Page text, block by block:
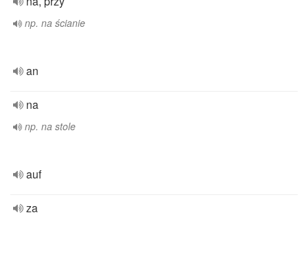
np. na ścianie
an
na
np. na stole
auf
za